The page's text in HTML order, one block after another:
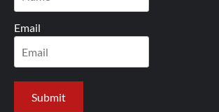
Email